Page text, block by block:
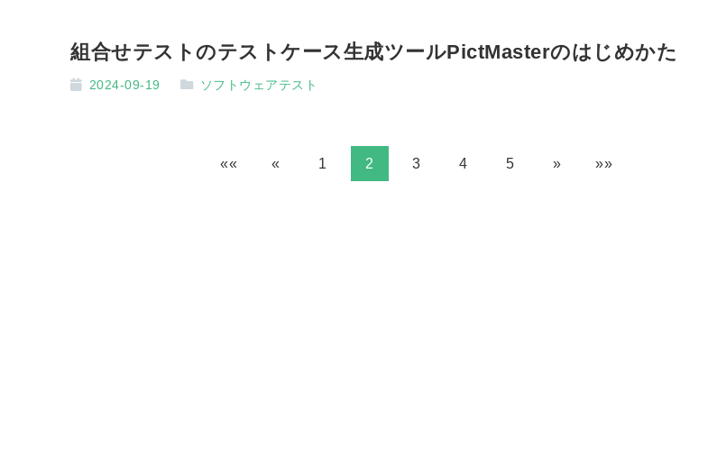
組合せテストのテストケース生成ツールPictMasterのはじめかた
2024-09-19 ソフトウェアテスト
«« « 1 2 3 4 5 » »»